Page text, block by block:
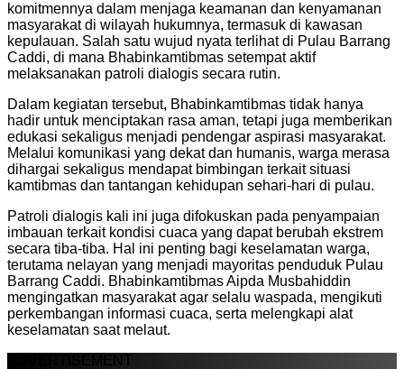
komitmennya dalam menjaga keamanan dan kenyamanan
masyarakat di wilayah hukumnya, termasuk di kawasan
kepulauan. Salah satu wujud nyata terlihat di Pulau Barrang
Caddi, di mana Bhabinkamtibmas setempat aktif
melaksanakan patroli dialogis secara rutin.
Dalam kegiatan tersebut, Bhabinkamtibmas tidak hanya
hadir untuk menciptakan rasa aman, tetapi juga memberikan
edukasi sekaligus menjadi pendengar aspirasi masyarakat.
Melalui komunikasi yang dekat dan humanis, warga merasa
dihargai sekaligus mendapat bimbingan terkait situasi
kamtibmas dan tantangan kehidupan sehari-hari di pulau.
Patroli dialogis kali ini juga difokuskan pada penyampaian
imbauan terkait kondisi cuaca yang dapat berubah ekstrem
secara tiba-tiba. Hal ini penting bagi keselamatan warga,
terutama nelayan yang menjadi mayoritas penduduk Pulau
Barrang Caddi. Bhabinkamtibmas Aipda Musbahiddin
mengingatkan masyarakat agar selalu waspada, mengikuti
perkembangan informasi cuaca, serta melengkapi alat
keselamatan saat melaut.
ADVERTISEMENT